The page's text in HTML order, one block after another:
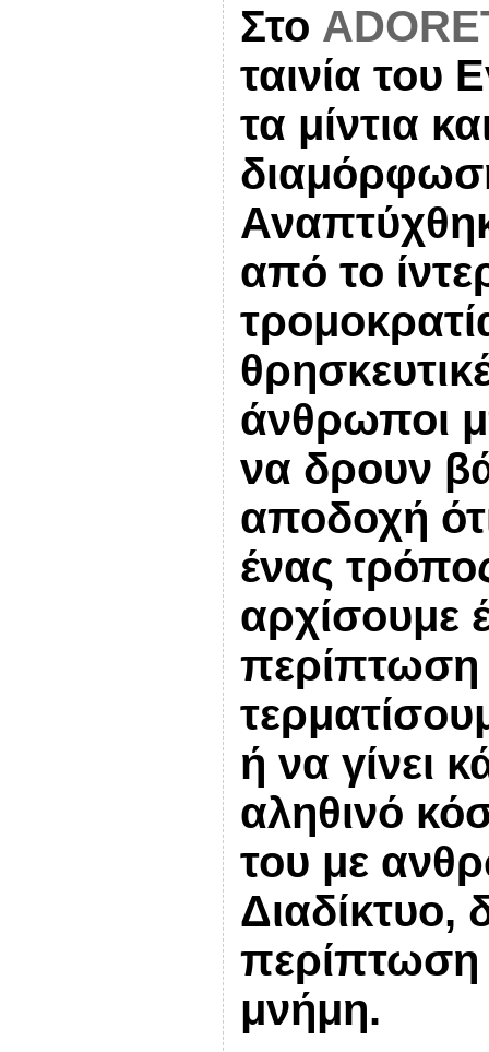
Στο
ταινία του
τα μίντια
από το
άνθρωποι
να δρουν
αποδοχή ότι
ένας
αρχίσουμε
περίπτωση
ή να γίνει
αληθινό
του με
Διαδίκτυο,
περίπτωση
μνήμη.